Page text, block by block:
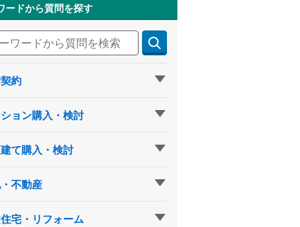
ードから質問を探す
約
ョン購入・検討
て購入・検討
不動産
宅・リフォーム